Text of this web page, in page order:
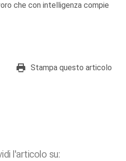
che con intelligenza compie
Stampa questo articolo
l'articolo su: